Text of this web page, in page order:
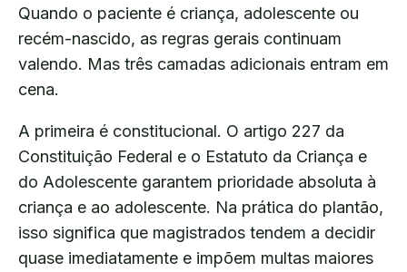
Quando o paciente é criança, adolescente ou
recém-nascido, as regras gerais continuam
valendo. Mas três camadas adicionais entram em
cena.
A primeira é constitucional. O artigo 227 da
Constituição Federal e o Estatuto da Criança e
do Adolescente garantem prioridade absoluta à
criança e ao adolescente. Na prática do plantão,
isso significa que magistrados tendem a decidir
quase imediatamente e impõem multas maiores